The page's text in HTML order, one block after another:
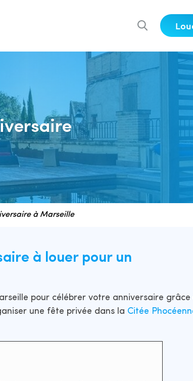
à Marseille
à louer pour un
pour célébrer votre anniversaire grâce
une fête privée dans la Citée